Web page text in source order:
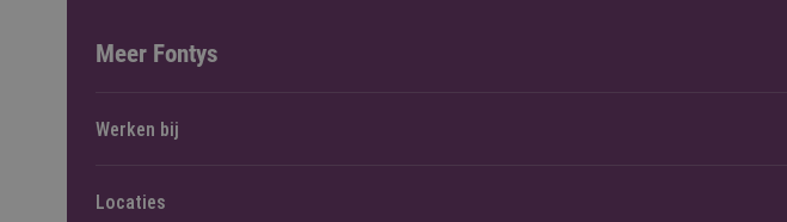
Meer Fontys
Werken bij
Locaties